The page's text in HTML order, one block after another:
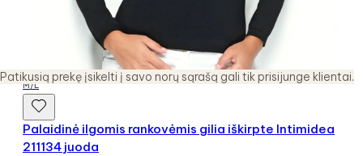
Patikusią prekę įsikelti į savo norų sąrašą gali tik prisijunge klientai.
M/L
Palaidinė ilgomis rankovėmis gilia iškirpte Intimidea
211134 juoda